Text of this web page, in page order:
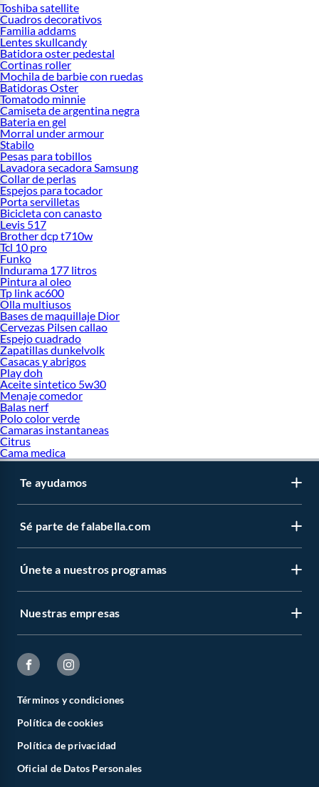
Toshiba satellite
Cuadros decorativos
Familia addams
Lentes skullcandy
Batidora oster pedestal
Cortinas roller
Mochila de barbie con ruedas
Batidoras Oster
Tomatodo minnie
Camiseta de argentina negra
Bateria en gel
Morral under armour
Stabilo
Pesas para tobillos
Lavadora secadora Samsung
Collar de perlas
Espejos para tocador
Porta servilletas
Bicicleta con canasto
Levis 517
Brother dcp t710w
Tcl 10 pro
Funko
Indurama 177 litros
Pintura al oleo
Tp link ac600
Olla multiusos
Bases de maquillaje Dior
Cervezas Pilsen callao
Espejo cuadrado
Zapatillas dunkelvolk
Casacas y abrigos
Play doh
Aceite sintetico 5w30
Menaje comedor
Balas nerf
Polo color verde
Camaras instantaneas
Citrus
Cama medica
Te ayudamos
Sé parte de falabella.com
Únete a nuestros programas
Nuestras empresas
Términos y condiciones
Política de cookies
Política de privacidad
Oficial de Datos Personales